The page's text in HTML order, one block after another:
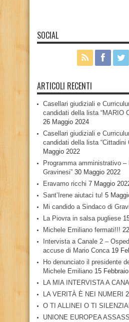
SOCIAL
ARTICOLI RECENTI
Casellari giudiziali e
candidati della lista “MARIO
26 Maggio 2024
Casellari giudiziali e
candidati della lista “Cittadini
Maggio 2022
Programma amministrativo –
Gravinesi” 30 Maggio 2022
Eravamo ricchi 7 Maggio
Sant’Irene aiutaci tu! 5
Mi candido a Sindaco di
La Piovra in salsa pugliese
Michele Emiliano fermati!!!
Intervista a Canale 2 –
accuse di Mario Conca 19
Ho denunciato il presidente
Michele Emiliano 15
LA MIA INTERVISTA A
LA VERITÀ È NEI NUMERI
O TI ALLINEI O TI
UNIONE EUROPEA